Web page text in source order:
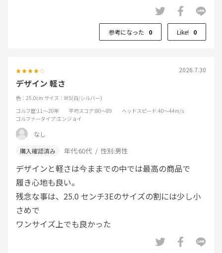
参考になった 0 Like! 0
2026.7.30
デザイン 軽さ
色：25.0cm サイズ：WS(白/シルバー)
ゴルフ歴:11～20年 平均スコア:80～89 ヘッドスピード:40～44m/s
ゴルファータイプ:エンジョイ
なし
年代:60代 性別:男性
デザインと軽さは今ままでの中では最高の商品で
履き心地も良い。
残念な事は、25.0 センチ3Eのサイズの割には少し小
さめで
ワンサイズ上でも良かった